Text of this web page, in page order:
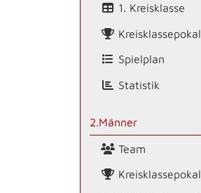
1. Kreisklasse
Kreisklassepokal
Spielplan
Statistik
2.Männer
Team
Kreisklassepokal